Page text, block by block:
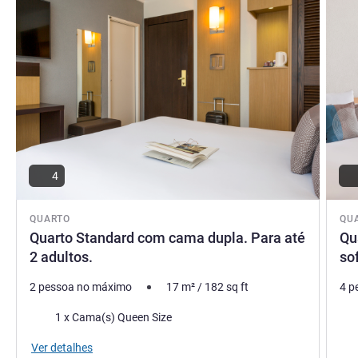
banho turco e sala de massagem. Reserve agora para uma
experiência excecional.
Nicolas GOUREAU, Gestão hoteleira
QUARTO
Quarto Standard com cama dupla. Para até
2 adultos.
4
2 pessoa no máximo 17 m²/ 182sq ft
Cama1 x Cama(s) Queen Size
Ver detalhes
4